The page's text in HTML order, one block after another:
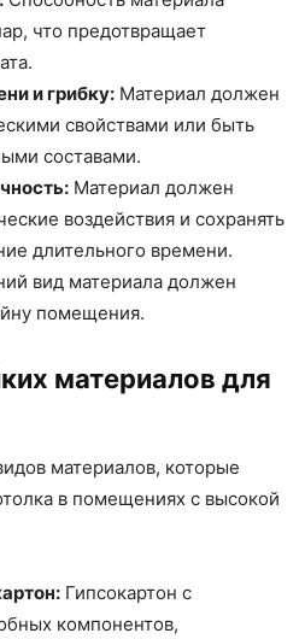
что предотвращает
и грибку: Материал должен
свойствами или быть
составами.
Материал должен
воздействия и сохранять
длительного времени.
вид материала должен
помещения.
материалов для
материалов, которые
в помещениях с высокой
Гипсокартон с
компонентов,